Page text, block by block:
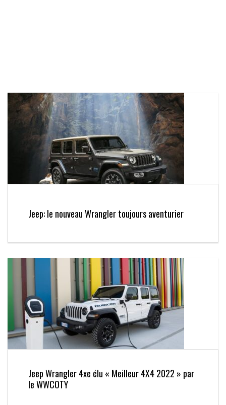
Jeep: le nouveau Wrangler toujours aventurier
Jeep Wrangler 4xe élu « Meilleur 4X4 2022 » par
le WWCOTY